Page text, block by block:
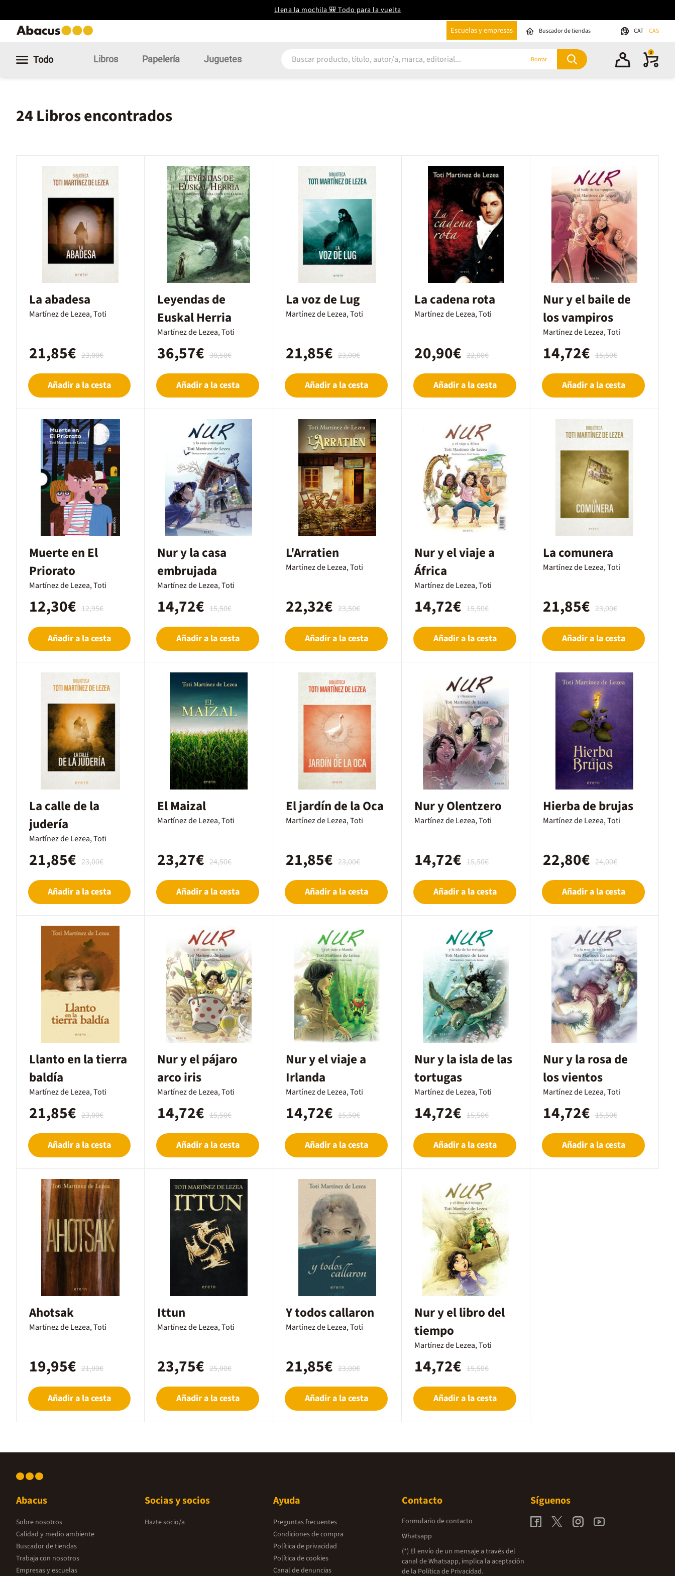
Llena la mochila 🎒 Todo para la vuelta
Escuelas y empresas Buscador de tiendas CAT CAS
Todo Libros Papelería Juguetes Borrar
0
24 Libros encontrados
La abadesa
Martínez de Lezea, Toti
23,00€
21,85€
Añadir a la cesta
Leyendas de
Euskal Herria
Martínez de Lezea, Toti
38,50€
36,57€
Añadir a la cesta
La voz de Lug
Martínez de Lezea, Toti
23,00€
21,85€
Añadir a la cesta
La cadena rota
Martínez de Lezea, Toti
22,00€
20,90€
Añadir a la cesta
Nur y el baile de
los vampiros
Martínez de Lezea, Toti
15,50€
14,72€
Añadir a la cesta
Muerte en El
Priorato
Martínez de Lezea, Toti
12,95€
12,30€
Añadir a la cesta
Nur y la casa
embrujada
Martínez de Lezea, Toti
15,50€
14,72€
Añadir a la cesta
L'Arratien
Martínez de Lezea, Toti
23,50€
22,32€
Añadir a la cesta
Nur y el viaje a
África
Martínez de Lezea, Toti
15,50€
14,72€
Añadir a la cesta
La comunera
Martínez de Lezea, Toti
23,00€
21,85€
Añadir a la cesta
La calle de la
judería
Martínez de Lezea, Toti
23,00€
21,85€
Añadir a la cesta
El Maizal
Martínez de Lezea, Toti
24,50€
23,27€
Añadir a la cesta
El jardín de la Oca
Martínez de Lezea, Toti
23,00€
21,85€
Añadir a la cesta
Nur y Olentzero
Martínez de Lezea, Toti
15,50€
14,72€
Añadir a la cesta
Hierba de brujas
Martínez de Lezea, Toti
24,00€
22,80€
Añadir a la cesta
Llanto en la tierra
baldía
Martínez de Lezea, Toti
23,00€
21,85€
Añadir a la cesta
Nur y el pájaro
arco iris
Martínez de Lezea, Toti
15,50€
14,72€
Añadir a la cesta
Nur y el viaje a
Irlanda
Martínez de Lezea, Toti
15,50€
14,72€
Añadir a la cesta
Nur y la isla de las
tortugas
Martínez de Lezea, Toti
15,50€
14,72€
Añadir a la cesta
Nur y la rosa de
los vientos
Martínez de Lezea, Toti
15,50€
14,72€
Añadir a la cesta
Ahotsak
Martínez de Lezea, Toti
21,00€
19,95€
Añadir a la cesta
Ittun
Martínez de Lezea, Toti
25,00€
23,75€
Añadir a la cesta
Y todos callaron
Martínez de Lezea, Toti
23,00€
21,85€
Añadir a la cesta
Nur y el libro del
tiempo
Martínez de Lezea, Toti
15,50€
14,72€
Añadir a la cesta
Abacus
Sobre nosotros
Calidad y medio ambiente
Buscador de tiendas
Trabaja con nosotros
Empresas y escuelas
Socias y socios
Hazte socio/a
Ayuda
Preguntas frecuentes
Condiciones de compra
Política de privacidad
Política de cookies
Canal de denuncias
Contacto
Formulario de contacto
Whatsapp
(*) El envío de un mensaje a través del
canal de Whatsapp, implica la aceptación
de la Política de Privacidad.
Síguenos